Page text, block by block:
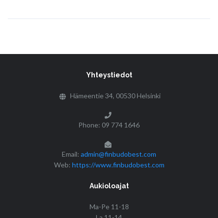
Yhteystiedot
Hämeentie 34, 00530 Helsinki
Phone: 09 774 1646
Email: admin@finbudobest.com
Web: https://www.finbudobest.com
Aukioloajat
Ma-Pe 11-18